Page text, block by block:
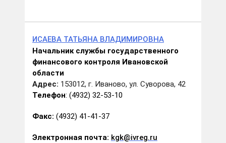
ИСАЕВА ТАТЬЯНА ВЛАДИМИРОВНА
Начальник службы государственного
финансового контроля Ивановской
области
Адрес: 153012, г. Иваново, ул. Суворова, 42
Телефон: (4932) 32-53-10
Факс: (4932) 41-41-37
Электронная почта: kgk@ivreg.ru